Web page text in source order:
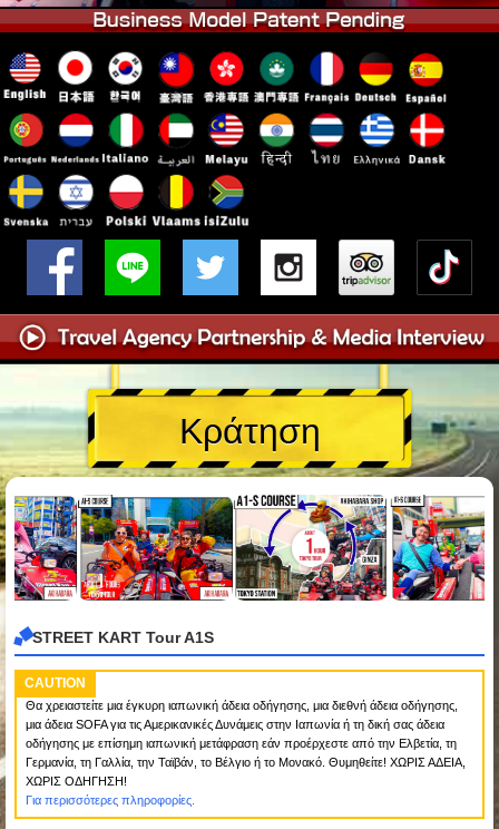
Κράτηση
STREET KART Tour A1S
CAUTION
Θα χρειαστείτε μια έγκυρη ιαπωνική άδεια οδήγησης, μια διεθνή άδεια οδήγησης,
μια άδεια SOFA για τις Αμερικανικές Δυνάμεις στην Ιαπωνία ή τη δική σας άδεια
οδήγησης με επίσημη ιαπωνική μετάφραση εάν προέρχεστε από την Ελβετία, τη
Γερμανία, τη Γαλλία, την Ταϊβάν, το Βέλγιο ή το Μονακό. Θυμηθείτε! ΧΩΡΙΣ ΑΔΕΙΑ,
ΧΩΡΙΣ ΟΔΗΓΗΣΗ!
Για περισσότερες πληροφορίες.